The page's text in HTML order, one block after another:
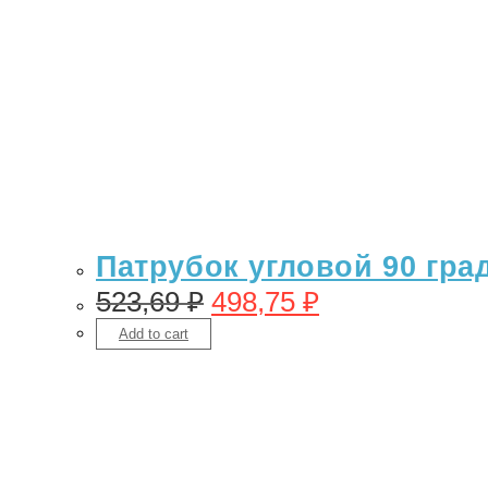
Патрубок угловой 90
523,69₽ 498,75 ₽
Add to cart